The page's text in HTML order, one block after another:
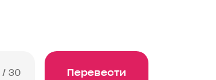
/ 30 Перевести